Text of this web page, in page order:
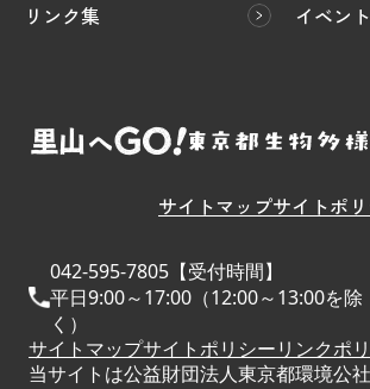
リンク集 イベン
サイトマップサイトポ
042-595-7805【受付時間】
平日9:00～17:00（12:00～13:00を除
く）
サイトマップサイトポリシーリンクポ
当サイトは公益財団法人東京都環境公